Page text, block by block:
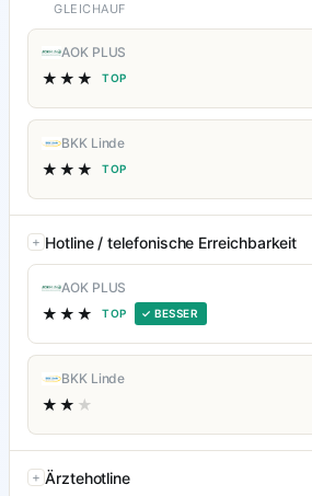
GLEICHAUF
AOK PLUS
★★★ TOP
BKK Linde
★★★ TOP
Hotline / telefonische Erreichbarkeit
AOK PLUS
★★★ TOP ✓ BESSER
BKK Linde
★★ ★
Ärztehotline